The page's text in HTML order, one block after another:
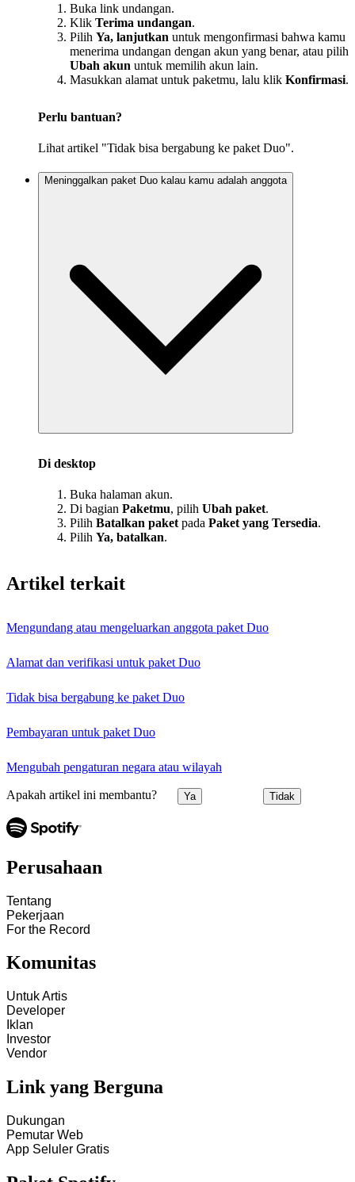
Buka link undangan.
Klik Terima undangan.
Pilih Ya, lanjutkan untuk mengonfirmasi bahwa kamu
menerima undangan dengan akun yang benar, atau pilih
Ubah akun untuk memilih akun lain.
Masukkan alamat untuk paketmu, lalu klik Konfirmasi.
Perlu bantuan?
Lihat artikel "Tidak bisa bergabung ke paket Duo".
Meninggalkan paket Duo kalau kamu adalah anggota
Di desktop
Buka halaman akun.
Di bagian Paketmu, pilih Ubah paket.
Pilih Batalkan paketpada Paket yang Tersedia.
Pilih Ya, batalkan.
Artikel terkait
Mengundang atau mengeluarkan anggota paket Duo
Alamat dan verifikasi untuk paket Duo
Tidak bisa bergabung ke paket Duo
Pembayaran untuk paket Duo
Mengubah pengaturan negara atau wilayah
Apakah artikel ini membantu? Ya Tidak
Perusahaan
Tentang
Pekerjaan
For the Record
Komunitas
Untuk Artis
Developer
Iklan
Investor
Vendor
Link yang Berguna
Dukungan
Pemutar Web
App Seluler Gratis